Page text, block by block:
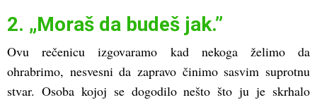
2. „Moraš da budeš jak.”
Ovu rečenicu izgovaramo kad nekoga želimo da
ohrabrimo, nesvesni da zapravo činimo sasvim suprotnu
stvar. Osoba kojoj se dogodilo nešto što ju je skrhalo